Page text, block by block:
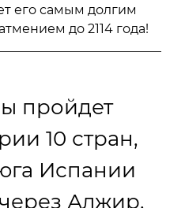
его самым долгим
до 2114 года!
пройдет
10 стран,
Испании
Алжир,